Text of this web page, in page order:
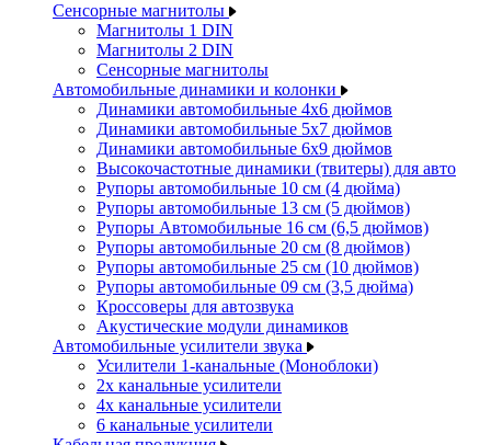
Сенсорные магнитолы
Магнитолы 1 DIN
Магнитолы 2 DIN
Сенсорные магнитолы
Автомобильные динамики и колонки
Динамики автомобильные 4x6 дюймов
Динамики автомобильные 5x7 дюймов
Динамики автомобильные 6x9 дюймов
Высокочастотные динамики (твитеры) для авто
Рупоры автомобильные 10 см (4 дюйма)
Рупоры автомобильные 13 см (5 дюймов)
Рупоры Автомобильные 16 см (6,5 дюймов)
Рупоры автомобильные 20 см (8 дюймов)
Рупоры автомобильные 25 см (10 дюймов)
Рупоры автомобильные 09 см (3,5 дюйма)
Кроссоверы для автозвука
Акустические модули динамиков
Автомобильные усилители звука
Усилители 1-канальные (Моноблоки)
2х канальные усилители
4х канальные усилители
6 канальные усилители